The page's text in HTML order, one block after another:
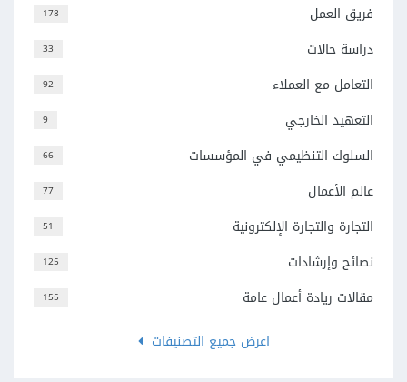
178 فريق العمل
33 دراسة حالات
92 التعامل مع العملاء
9 التعهيد الخارجي
66 السلوك التنظيمي في المؤسسات
77 عالم الأعمال
51 التجارة والتجارة الإلكترونية
125 نصائح وإرشادات
155
مقالات ريادة أعمال عامة
اعرض جميع التصنيفات